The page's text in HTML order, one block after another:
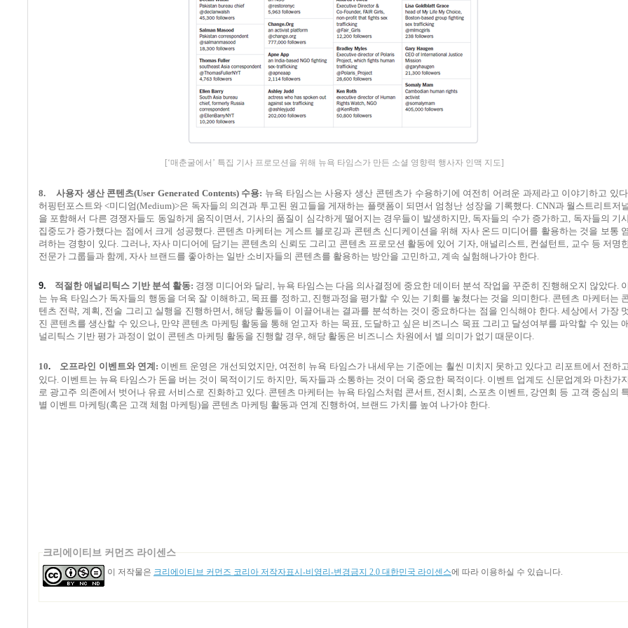
[‘매춘굴에서’ 특집 기사 프로모션을 위해 뉴욕 타임스가 만든 소셜 영향력 행사자 인맥 지도]
8. 사용자 생산 콘텐츠(User Generated Contents) 수용: 뉴욕 타임스는 사용자 생산 콘텐츠가 수용하기에 여전히 어려운 과제라고 이야기하고 있다
허핑턴포스트와<미디엄(Medium)>은 독자들의 의견과 투고된 원고들을 게재하는 플랫폼이 되면서 엄청난 성장을 기록했다. CNN과 월스트리트저널
을 포함해서 다른 경쟁자들도 동일하게 움직이면서 , 기사의 품질이 심각하게 떨어지는 경우들이 발생하지만, 독자들의 수가 증가하고, 독자들의 기
집중도가 증가했다는 점에서 크게 성공했다. 콘텐츠 마케터는 게스트 블로깅과 콘텐츠 신디케이션을 위해 자사 온드 미디어를 활용하는 것을 보통 염
려하는 경향이 있다. 그러나, 자사 미디어에 담기는 콘텐츠의 신뢰도 그리고 콘텐츠 프로모션 활동에 있어 기자, 애널리스트, 컨설턴트, 교수 등 저명
전문가 그룹들과 함께 , 자사 브랜드를 좋아하는 일반 소비자들의 콘텐츠를 활용하는 방안을 고민하고, 계속 실험해나가야 한다.
9. 적절한 애널리틱스 기반 분석 활동: 경쟁 미디어와 달리 , 뉴욕 타임스는 다음 의사결정에 중요한 데이터 분석 작업을 꾸준히 진행해오지 않았다. 이
는 뉴욕 타임스가 독자들의 행동을 더욱 잘 이해하고, 목표를 정하고, 진행과정을 평가할 수 있는 기회를 놓쳤다는 것을 의미한다. 콘텐츠 마케터는
텐츠 전략, 계획 , 전술 그리고 실행을 진행하면서 , 해당 활동들이 이끌어내는 결과를 분석하는 것이 중요하다는 점을 인식해야 한다.세상에서 가장 멋
진 콘텐츠를 생산할 수 있으나, 만약 콘텐츠 마케팅 활동을 통해 얻고자 하는 목표, 도달하고 싶은 비즈니스 목표 그리고 달성여부를 파악할 수 있는 애
널리틱스 기반 평가 과정이 없이 콘텐츠 마케팅 활동을 진행할 경우, 해당 활동은 비즈니스 차원에서 별 의미가 없기 때문이다.
10. 오프라인 이벤트와 연계 : 이벤트 운영은 개선되었지만, 여전히 뉴욕 타임스가 내세우는 기준에는 훨씬 미치지 못하고 있다고 리포트에서 전하
있다. 이벤트는 뉴욕 타임스가 돈을 버는 것이 목적이기도 하지만, 독자들과 소통하는 것이 더욱 중요한 목적이다. 이벤트 업계도 신문업계와 마찬가지
로 광고주 의존에서 벗어나 유료 서비스로 진화하고 있다. 콘텐츠 마케터는 뉴욕 타임스처럼 콘서트, 전시회 , 스포츠 이벤트, 강연회 등 고객 중심의
별 이벤트 마케팅(혹은 고객 체험 마케팅)을 콘텐츠 마케팅 활동과 연계 진행하여 , 브랜드 가치를 높여 나가야 한다.
크리에이티브 커먼즈 라이센스
이 저작물은 크리에이티브 커먼즈 코리아 저작자표시-비영리-변경금지 2.0 대한민국 라이센스에 따라 이용하실 수 있습니다.